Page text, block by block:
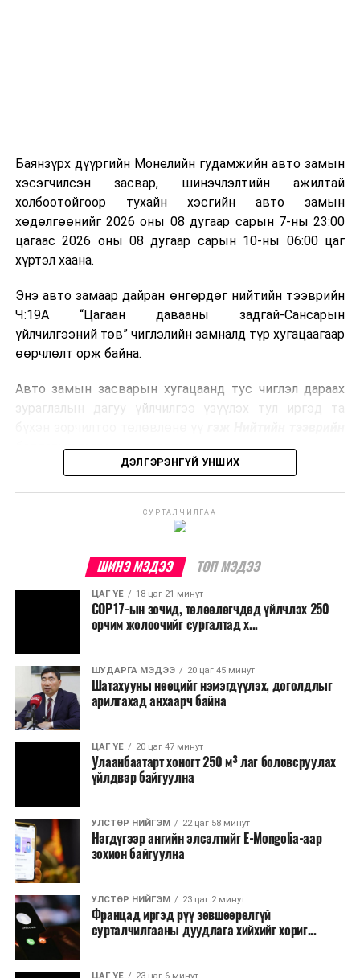
болон дулааны эрчим хүч үйлдвэрлэхэд ашиглаж
болдог. Зарим технологийн хувьд шаталтын дараа
үлдэх үнснээс фосфор зэрэг ашигт эрдсийг сэргээн
авах боломжтой аж.
байна. Тухайлбал, Германд лаг шатаах үйлдвэрээс
гарсан үнснээс фосфор сэргээн авах технологи
ашигладаг бол Нидерландад төвлөрсөн лаг
боловсруулах үйлдвэрүүдээр дулаан, цахилгаан
Ийнхүү лаг хатаах, шатаах технологийг лагийн
улсад өргөн ашиглаж байна.
Баянзүрх дүүргийн Монелийн гудамжийн авто замын
хэсэгчилсэн засвар, шинэчлэлтийн ажилтай
холбоотойгоор тухайн хэсгийн авто замын
хөдөлгөөнийг 2026 оны 08 дугаар сарын 7-ны 23:00
цагаас 2026 оны 08 дугаар сарын 10-ны 06:00 цаг
хүртэл хаана.
Энэ авто замаар дайран өнгөрдөг нийтийн тээврийн
Ч:19А “Цагаан давааны задгай-Сансарын
үйлчилгээний төв” чиглэлийн замналд түр хугацаагаар
өөрчлөлт орж байна.
Авто замын засварын хугацаанд тус чиглэл дараах
зураглалын дагуу үйлчилгээ үзүүлэх тул иргэд та
бодлогын газраас мэдээллээ.
ДЭЛГЭРЭНГҮЙ УНШИХ
СУРТАЛЧИЛГАА
ШИНЭ МЭДЭЭ ТОП МЭДЭЭ
ЦАГ ҮЕ 18 цаг 21 минут
COP17-ын зочид, төлөөлөгчдөд үйлчлэх 250
орчим жолоочийг сургалтад х...
ШУДАРГА МЭДЭЭ 20 цаг 45 минут
Шатахууны нөөцийг нэмэгдүүлэх, доголдлыг
арилгахад анхаарч байна
ЦАГ ҮЕ 20 цаг 47 минут
Улаанбаатарт хоногт 250 м³ лаг боловсруулах
үйлдвэр байгуулна
УЛСТӨР НИЙГЭМ 22 цаг 58 минут
Нэгдүгээр ангийн элсэлтийг E-Mongolia-аар
зохион байгуулна
УЛСТӨР НИЙГЭМ 23 цаг 2 минут
Францад иргэд рүү зөвшөөрөлгүй
сурталчилгааны дуудлага хийхийг хориг...